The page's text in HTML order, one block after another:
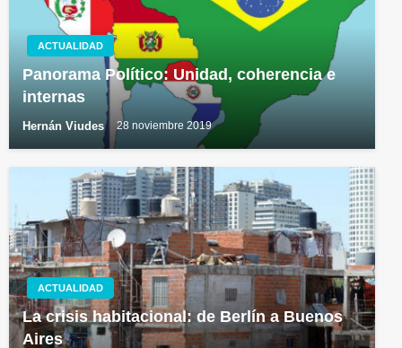
ACTUALIDAD
Panorama Político: Unidad, coherencia e
internas
Hernán Viudes 28 noviembre 2019
ACTUALIDAD
La crisis habitacional: de Berlín a Buenos
Aires